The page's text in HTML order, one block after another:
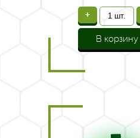
+
В корзину